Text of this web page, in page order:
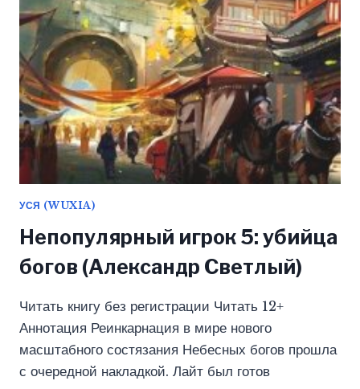
8
(WING-
SPAN
(WING))
УСЯ (WUXIA)
Непопулярный игрок 5: убийца
богов (Александр Светлый)
Читать книгу без регистрации Читать 12+
Аннотация Реинкарнация в мире нового
масштабного состязания Небесных богов прошла
с очередной накладкой. Лайт был готов